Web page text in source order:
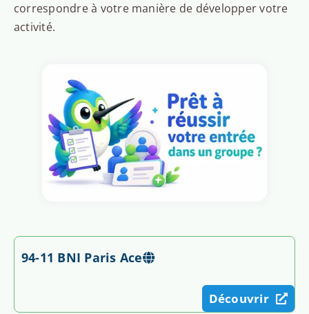
correspondre à votre manière de développer votre
activité.
94-11 BNI Paris Ace
Découvrir